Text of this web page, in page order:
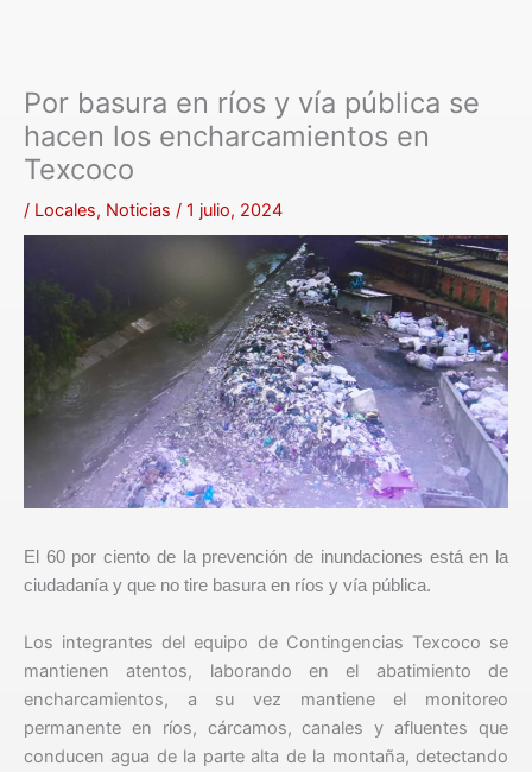
Por basura en ríos y vía pública se
hacen los encharcamientos en
Texcoco
/ Locales, Noticias / 1 julio, 2024
El 60 por ciento de la prevención de inundaciones está en la
ciudadanía y que no tire basura en ríos y vía pública.
Los integrantes del equipo de Contingencias Texcoco se
mantienen atentos, laborando en el abatimiento de
encharcamientos, a su vez mantiene el monitoreo
permanente en ríos, cárcamos, canales y afluentes que
conducen agua de la parte alta de la montaña, detectando